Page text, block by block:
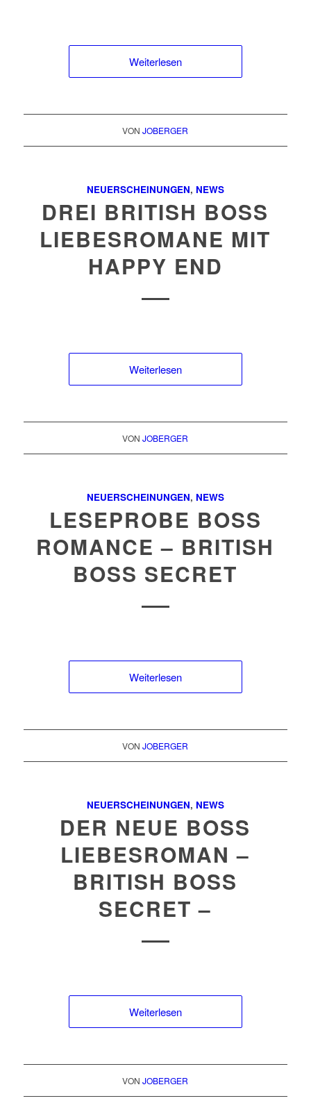
Weiterlesen
VONJOBERGER
NEUERSCHEINUNGEN, NEWS
DREI BRITISH BOSS
LIEBESROMANE MIT
HAPPY END
Weiterlesen
VONJOBERGER
NEUERSCHEINUNGEN, NEWS
LESEPROBE BOSS
ROMANCE – BRITISH
BOSS SECRET
Weiterlesen
VONJOBERGER
NEUERSCHEINUNGEN, NEWS
DER NEUE BOSS
LIEBESROMAN –
BRITISH BOSS
SECRET –
Weiterlesen
VONJOBERGER